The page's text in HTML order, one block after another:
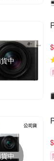
中
$
中
$